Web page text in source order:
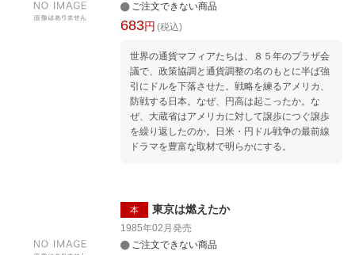
ご注文できない商品
683円 (税込)
世界の通貨マフィアたちは、８５年のプラザ会
議で、政策協調と通貨調整の名のもとに半ば強
引にドルを下落させた。戦略を練るアメリカ、
防戦する日本。なぜ、円高は起こったか。な
ぜ、大蔵省はアメリカに対して譲歩につぐ譲歩
を繰り返したのか。日米・円ドル戦争の最前線
ドラマを豊富な取材で明らかにする。
本 東京は燃えたか
1985年02月 発売
ご注文できない商品